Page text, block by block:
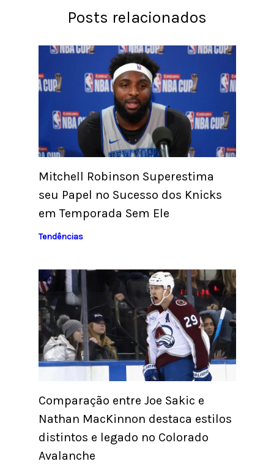
Posts relacionados
Mitchell Robinson Superestima
seu Papel no Sucesso dos Knicks
em Temporada Sem Ele
Tendências
Comparação entre Joe Sakic e
Nathan MacKinnon destaca estilos
distintos e legado no Colorado
Avalanche